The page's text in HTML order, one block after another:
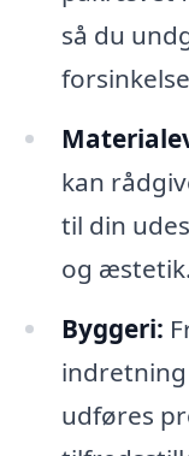
så du
kan
til din
og æstetik.
Byggeri:
udføres